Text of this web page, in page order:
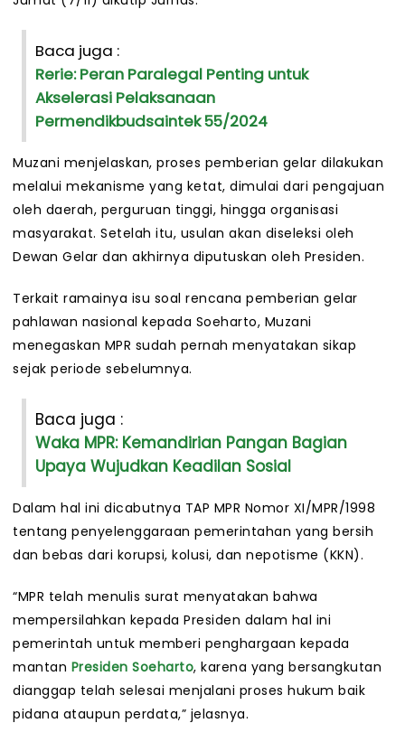
Baca juga :
Rerie: Peran Paralegal Penting untuk
Akselerasi Pelaksanaan
Permendikbudsaintek 55/2024
Muzani menjelaskan, proses pemberian gelar dilakukan
melalui mekanisme yang ketat, dimulai dari pengajuan
oleh daerah, perguruan tinggi, hingga organisasi
masyarakat. Setelah itu, usulan akan diseleksi oleh
Dewan Gelar dan akhirnya diputuskan oleh Presiden.
Terkait ramainya isu soal rencana pemberian gelar
pahlawan nasional kepada Soeharto, Muzani
menegaskan MPR sudah pernah menyatakan sikap
sejak periode sebelumnya.
Baca juga :
Waka MPR: Kemandirian Pangan Bagian
Upaya Wujudkan Keadilan Sosial
Dalam hal ini dicabutnya TAP MPR Nomor XI/MPR/1998
tentang penyelenggaraan pemerintahan yang bersih
dan bebas dari korupsi, kolusi, dan nepotisme (KKN).
“MPR telah menulis surat menyatakan bahwa
mempersilahkan kepada Presiden dalam hal ini
pemerintah untuk memberi penghargaan kepada
mantan Presiden Soeharto, karena yang bersangkutan
dianggap telah selesai menjalani proses hukum baik
pidana ataupun perdata,” jelasnya.